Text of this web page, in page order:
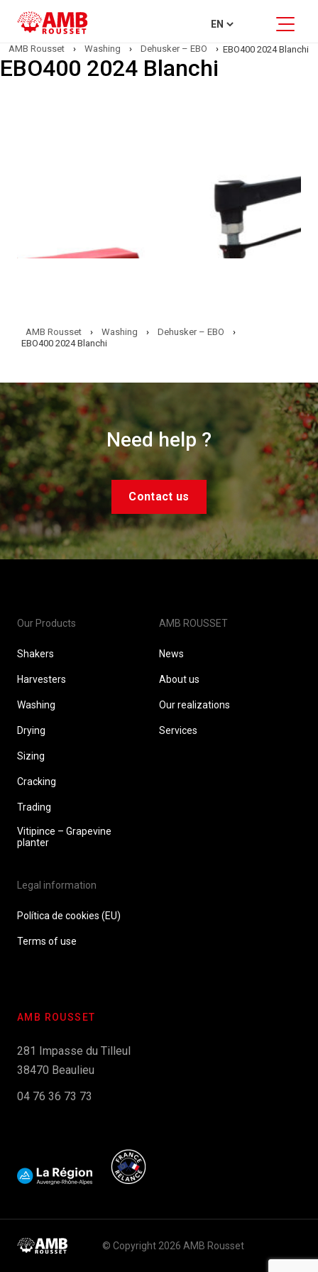
AMB Rousset › Washing › Dehusker – EBO › EBO400 2024 Blanchi
EBO400 2024 Blanchi
AMB Rousset › Washing › Dehusker – EBO
›
EBO400 2024 Blanchi
Need help ?
Contact us
Our Products
Shakers
Harvesters
Washing
Drying
Sizing
Cracking
Trading
Vitipince – Grapevine
planter
AMB ROUSSET
News
About us
Our realizations
Services
Legal information
Política de cookies (EU)
Terms of use
AMB ROUSSET
281 Impasse du Tilleul
38470 Beaulieu
04 76 36 73 73
© Copyright 2026 AMB Rousset